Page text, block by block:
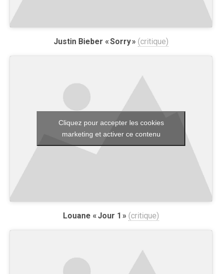
Justin Bieber « Sorry » (critique)
Cliquez pour accepter les cookies
marketing et activer ce contenu
Louane « Jour 1 » (critique)